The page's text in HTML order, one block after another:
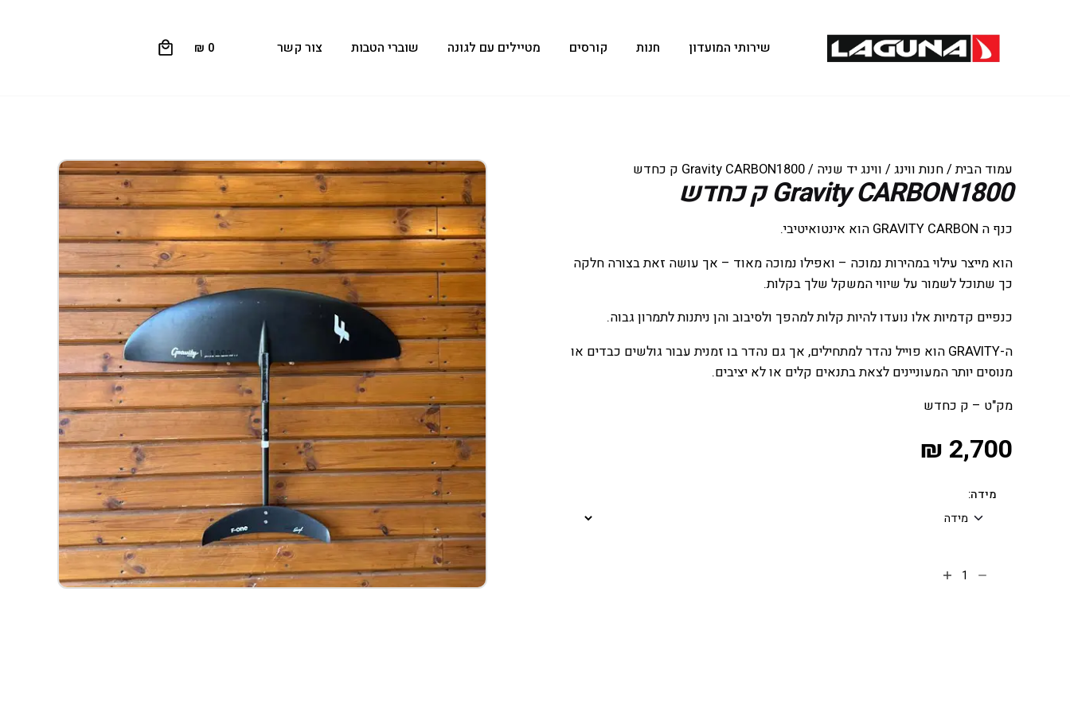
שירותי המועדון חנות קורסים מטיילים עם לגונה שוברי הטבות צור קשר ₪ 0
עמוד הבית/חנות ווינג/ ווינג יד שניה / Gravity CARBON1800 ק כחדש
Gravity CARBON1800 ק כחדש
כנף ה GRAVITY CARBON הוא אינטואיטיבי.
הוא מייצר עילוי במהירות נמוכה – ואפילו נמוכה מאוד – אך עושה זאת בצורה חלקה
כך שתוכל לשמור על שיווי המשקל שלך בקלות.
כנפיים קדמיות אלו נועדו להיות קלות למהפך ולסיבוב והן ניתנות לתמרון גבוה.
ה-GRAVITY הוא פוייל נהדר למתחילים, אך גם נהדר בו זמנית עבור גולשים כבדים או
מנוסים יותר המעוניינים לצאת בתנאים קלים או לא יציבים.
מק"ט – ק כחדש
מידה:
₪ 2,700